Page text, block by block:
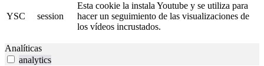
YSC session
Esta cookie la instala Youtube y se utiliza para
hacer un seguimiento de las visualizaciones de
los vídeos incrustados.
Analíticas
analytics